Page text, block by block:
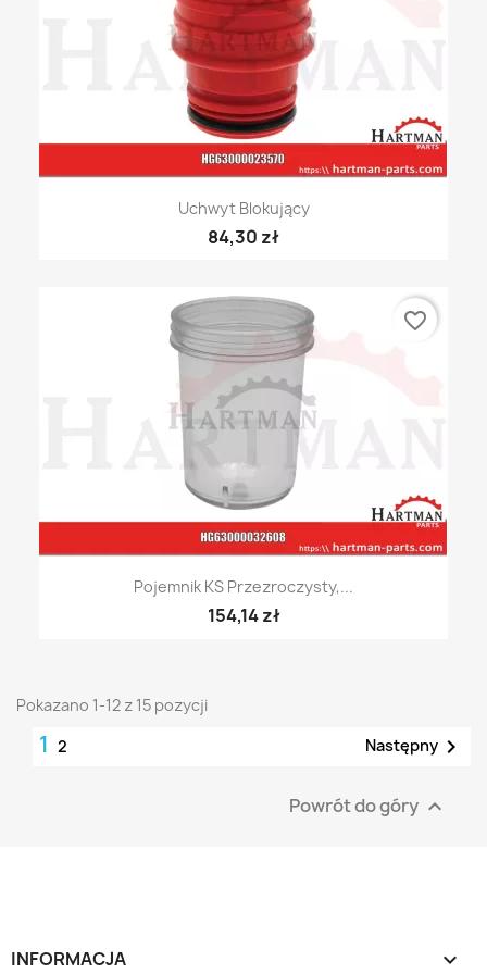
Uchwyt Blokujący
84,30 zł
Pojemnik KS Przezroczysty,...
154,14 zł
favorite_border
Pokazano 1-12 z 15 pozycji
1 2 Następny 
Powrót do góry 
INFORMACJA 